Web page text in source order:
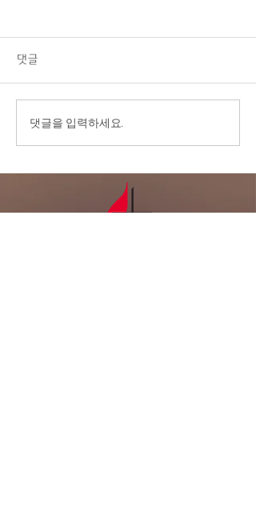
1.오늘 LA 복음연합감리교회
료 중에 계신 분들을 위해서
기도를 부탁드립니다. 3.전교
월 말까지 전교인 심방을 합니
다. 게시판에 사인업 시트가
댓글
댓글을 입력하세요.